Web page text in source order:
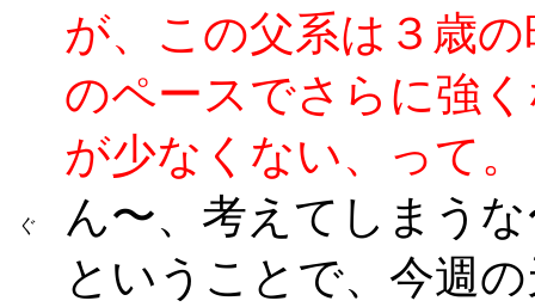
が、この父系は３歳
のペースでさらに強
が少なくない、って。
ぐ
ん〜、考えてしまう
ということで、今週